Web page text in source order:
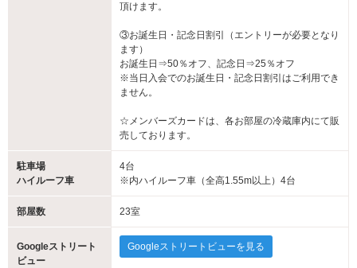
★期間限定クリスマスコスプレ★
サンタやトナカイなど可愛いクリスマスコスプレを今年もご用意し
ご来店お待ちしております♪
★秋季限定ハロウィンプレゼント★
10/26～31日の期間中にご来店いただいたお客様お1組様につきおひ
とつ
フェイスパックと入浴剤のセットをプレゼント!!
★秋季限定チューハイ＆サワー150円フェア★
頂けます。
③お誕生日・記念日割引（エントリーが必要となり
ます）
お誕生日⇒50％オフ、記念日⇒25％オフ
※当日入会でのお誕生日・記念日割引はご利用でき
ません。
☆メンバーズカードは、各お部屋の冷蔵庫内にて販
売しております。
駐車場
ハイルーフ車
4台
※内ハイルーフ車（全高1.55m以上）4台
部屋数 23室
Googleストリート
ビュー
Googleストリートビューを見る